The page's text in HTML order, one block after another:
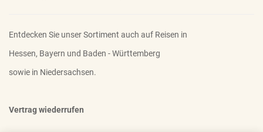
Entdecken Sie unser Sortiment auch auf Reisen in
Hessen, Bayern und Baden - Württemberg
sowie in Niedersachsen.
Vertrag wiederrufen